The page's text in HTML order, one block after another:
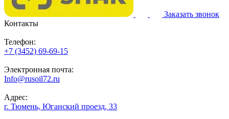
Заказать звонок
Контакты
Телефон:
+7 (3452) 69-69-15
Электронная почта:
Info@rusoil72.ru
Адрес:
г. Тюмень, Юганский проезд, 33